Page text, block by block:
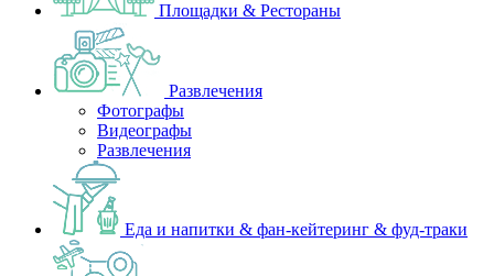
Площадки & Рестораны
Развлечения
Фотографы
Видеографы
Развлечения
Еда и напитки & фан-кейтеринг & фуд-траки